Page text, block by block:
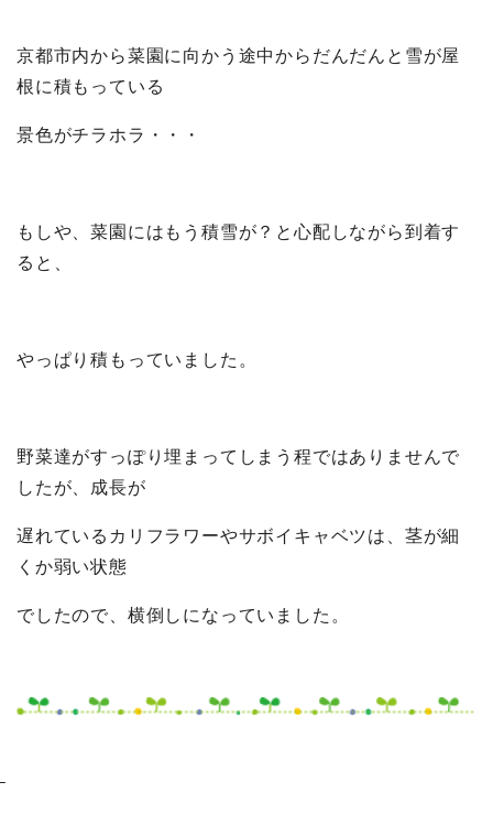
京都市内から菜園に向かう途中からだんだんと雪が屋
根に積もっている
景色がチラホラ・・・
もしや、菜園にはもう積雪が？と心配しながら到着す
ると、
やっぱり積もっていました。
野菜達がすっぽり埋まってしまう程ではありませんで
したが、成長が
遅れているカリフラワーやサボイキャベツは、茎が細
くか弱い状態
でしたので、横倒しになっていました。